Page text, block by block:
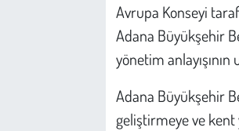
Avrupa Konseyi
Adana Büyükşehir
yönetim
Adana Büyükşehir
geliştirmeye ve kent